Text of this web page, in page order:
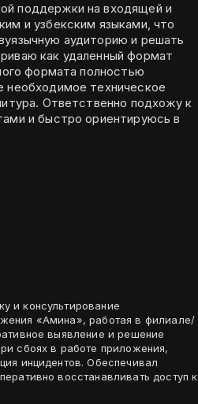
поддержки на входящей и
и узбекским языками, что
аудиторию и решать
формата полностью
необходимое техническое
Ответственно подхожу к
и быстро ориентируюсь в
и консультирование
«Амина», работая в филиале/
выявление и решение
сбоях в работе приложения,
инцидентов. Обеспечивал
восстанавливать доступ к